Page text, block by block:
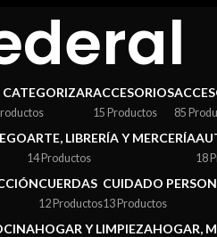
CATEGORIZARACCESORIOS
15 Productos 85
ARTE, LIBRERÍA Y MERCERÍA
14 Productos 18
CUERDAS
12 Productos
CUIDADO
13 Productos
HOGAR Y LIMPIEZAHOGAR,